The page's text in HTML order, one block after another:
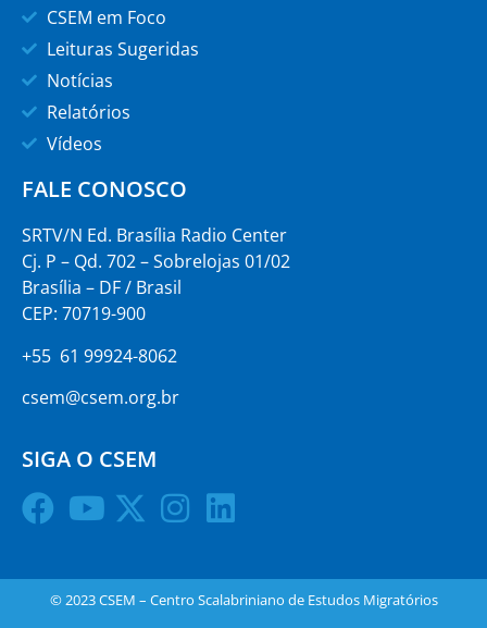
CSEM em Foco
Leituras Sugeridas
Notícias
Relatórios
Vídeos
FALE CONOSCO
SRTV/N Ed. Brasília Radio Center
Cj. P – Qd. 702 – Sobrelojas 01/02
Brasília – DF / Brasil
CEP: 70719-900
+55 61 99924-8062
csem@csem.org.br
SIGA O CSEM
© 2023 CSEM – Centro Scalabriniano de Estudos Migratórios